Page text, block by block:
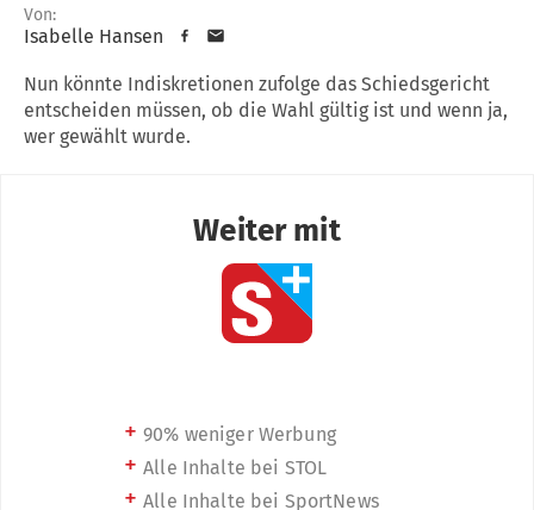
Von:
Isabelle Hansen
Nun könnte Indiskretionen zufolge das Schiedsgericht
entscheiden müssen, ob die Wahl gültig ist und wenn ja,
wer gewählt wurde.